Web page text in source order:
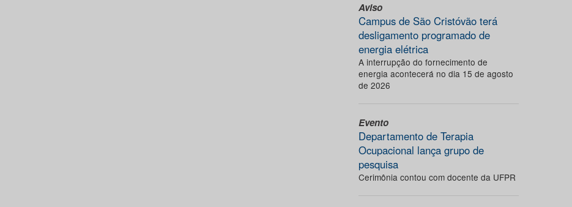
Aviso
Campus de São Cristóvão terá
desligamento programado de
energia elétrica
A interrupção do fornecimento de
energia acontecerá no dia 15 de agosto
de 2026
Evento
Departamento de Terapia
Ocupacional lança grupo de
pesquisa
Cerimônia contou com docente da UFPR